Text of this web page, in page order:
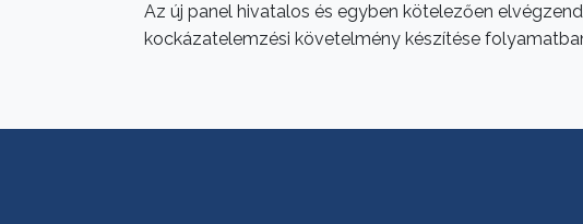
Az új panel hivatalos és egyben kötelezően
kockázatelemzési követelmény készítése